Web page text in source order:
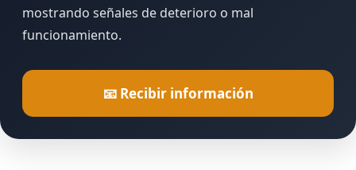
mostrando señales de deterioro o mal
funcionamiento.
📧 Recibir información